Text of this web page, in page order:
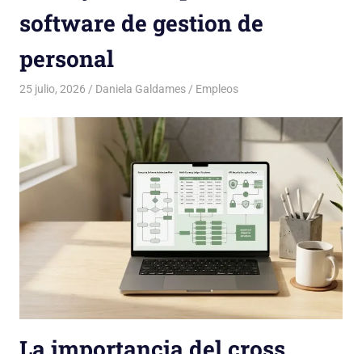
software de gestion de
personal
25 julio, 2026 Daniela Galdames Empleos